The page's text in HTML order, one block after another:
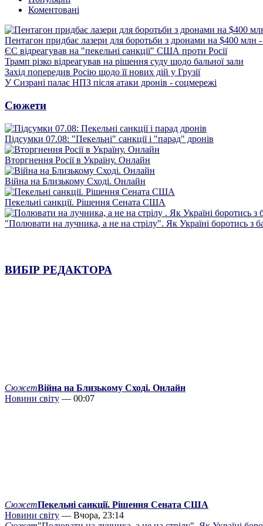
Коментовані
Пентагон придбає лазери для боротьби з дронами на $400 млн
ЄС відреагував на "пекельні санкції" США проти Росії
Трамп різко відреагував на рішення суду щодо бальної зали
Захід попередив Росію щодо її нових дій у Грузії
У Сизрані палає НПЗ після атаки дронів - соцмережі
Сюжети
Підсумки 07.08: "Пекельні" санкції і "парад" дронів
Вторгнення Росії в Україну. Онлайн
Війна на Близькому Сході. Онлайн
Пекельні санкції. Рішення Сената США
"Полювати на лучника, а не на стрілу". Як Україні боротись з
ВИБІР РЕДАКТОРА
СюжетВійна на Близькому Сході. Онлайн
Новини світу — 00:07
СюжетПекельні санкції. Рішення Сената США
Новини світу — Вчора, 23:14